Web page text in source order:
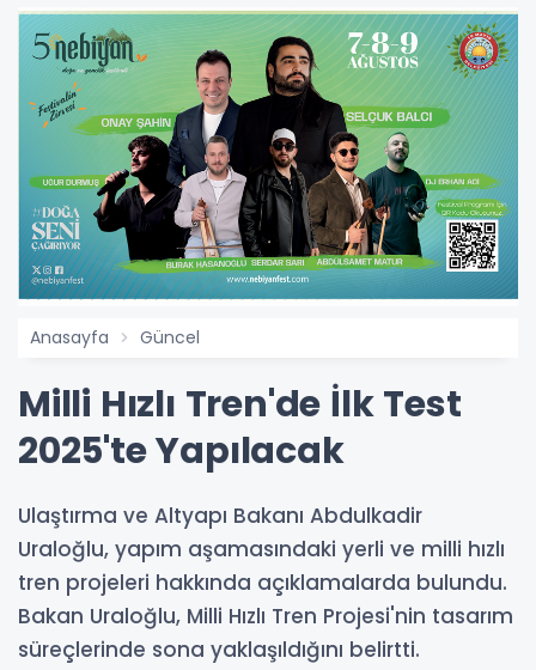
Anasayfa Güncel
Milli Hızlı Tren'de İlk Test
2025'te Yapılacak
Ulaştırma ve Altyapı Bakanı Abdulkadir
Uraloğlu, yapım aşamasındaki yerli ve milli hızlı
tren projeleri hakkında açıklamalarda bulundu.
Bakan Uraloğlu, Milli Hızlı Tren Projesi'nin tasarım
süreçlerinde sona yaklaşıldığını belirtti.